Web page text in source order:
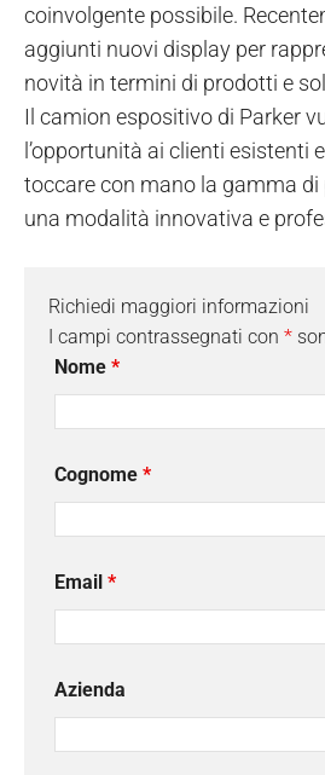
coinvolgente possibile.
aggiunti nuovi display per
novità in termini di prodotti e
Il camion espositivo di Parker
l’opportunità ai clienti esistenti
toccare con mano la gamma di
una modalità innovativa e
Richiedi maggiori informazioni
I campi contrassegnati con *
Nome *
Cognome *
Email *
Azienda